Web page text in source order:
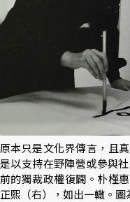
原本只是文化界傳言，且
是以支持在野陣營或參與
前的獨裁政權復闢。朴槿
正熙（右），如出一轍。